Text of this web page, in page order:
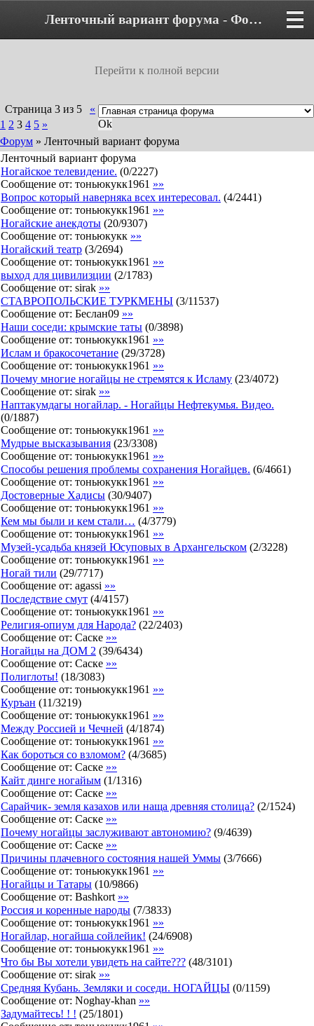
Ленточный вариант форума - Форум
Перейти к полной версии
Страница 3 из 5
«
1 2 3 4 5 »
Форум » Ленточный вариант форума
Ленточный вариант форума
Ногайское телевидение. (0/2227)
Сообщение от: тоньюкукк1961 »»
Вопрос который наверняка всех интересовал. (4/2441)
Сообщение от: тоньюкукк1961 »»
Ногайские анекдоты (20/9307)
Сообщение от: тоньюкукк »»
Ногайский театр (3/2694)
Сообщение от: тоньюкукк1961 »»
выход для цивилизции (2/1783)
Сообщение от: sirak »»
СТАВРОПОЛЬСКИЕ ТУРКМЕНЫ (3/11537)
Сообщение от: Беслан09 »»
Наши соседи: крымские таты (0/3898)
Сообщение от: тоньюкукк1961 »»
Ислам и бракосочетание (29/3728)
Сообщение от: тоньюкукк1961 »»
Почему многие ногайцы не стремятся к Исламу (23/4072)
Сообщение от: sirak »»
Наптакумдагы ногайлар. - Ногайцы Нефтекумья. Видео.
(0/1887)
Сообщение от: тоньюкукк1961 »»
Мудрые высказывания (23/3308)
Сообщение от: тоньюкукк1961 »»
Способы решения проблемы сохранения Ногайцев. (6/4661)
Сообщение от: тоньюкукк1961 »»
Достоверные Хадисы (30/9407)
Сообщение от: тоньюкукк1961 »»
Кем мы были и кем стали… (4/3779)
Сообщение от: тоньюкукк1961 »»
Музей-усадьба князей Юсуповых в Архангельском (2/3228)
Сообщение от: тоньюкукк1961 »»
Ногай тили (29/7717)
Сообщение от: agassi »»
Последствие смут (4/4157)
Сообщение от: тоньюкукк1961 »»
Религия-опиум для Народа? (22/2403)
Сообщение от: Саске »»
Ногайцы на ДОМ 2 (39/6434)
Сообщение от: Саске »»
Полиглоты! (18/3083)
Сообщение от: тоньюкукк1961 »»
Куръан (11/3219)
Сообщение от: тоньюкукк1961 »»
Между Россией и Чечней (4/1874)
Сообщение от: тоньюкукк1961 »»
Как бороться со взломом? (4/3685)
Сообщение от: Саске »»
Кайт динге ногайым (1/1316)
Сообщение от: Саске »»
Сарайчик- земля казахов или наща древняя столица? (2/1524)
Сообщение от: Саске »»
Почему ногайцы заслуживают автономию? (9/4639)
Сообщение от: Саске »»
Причины плачевного состояния нашей Уммы (3/7666)
Сообщение от: тоньюкукк1961 »»
Ногайцы и Татары (10/9866)
Сообщение от: Bashkort »»
Россия и коренные народы (7/3833)
Сообщение от: тоньюкукк1961 »»
Ногайлар, ногайша сойлейик! (24/6908)
Сообщение от: тоньюкукк1961 »»
Что бы Вы хотели увидеть на сайте??? (48/3101)
Сообщение от: sirak »»
Средняя Кубань. Земляки и соседи. НОГАЙЦЫ (0/1159)
Сообщение от: Noghay-khan »»
Задумайтесь! ! ! (25/1801)